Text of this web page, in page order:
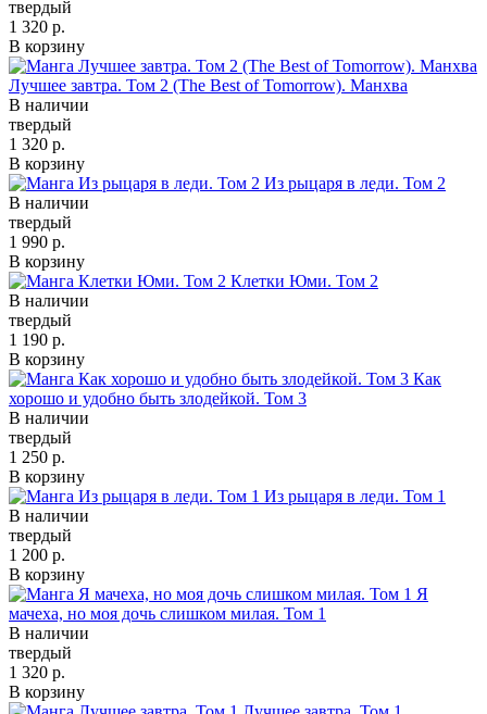
твердый
1 320 р.
В корзину
Лучшее завтра. Том 2 (The Best of Tomorrow). Манхва
В наличии
твердый
1 320 р.
В корзину
Из рыцаря в леди. Том 2
В наличии
твердый
1 990 р.
В корзину
Клетки Юми. Том 2
В наличии
твердый
1 190 р.
В корзину
Как
хорошо и удобно быть злодейкой. Том 3
В наличии
твердый
1 250 р.
В корзину
Из рыцаря в леди. Том 1
В наличии
твердый
1 200 р.
В корзину
Я
мачеха, но моя дочь слишком милая. Том 1
В наличии
твердый
1 320 р.
В корзину